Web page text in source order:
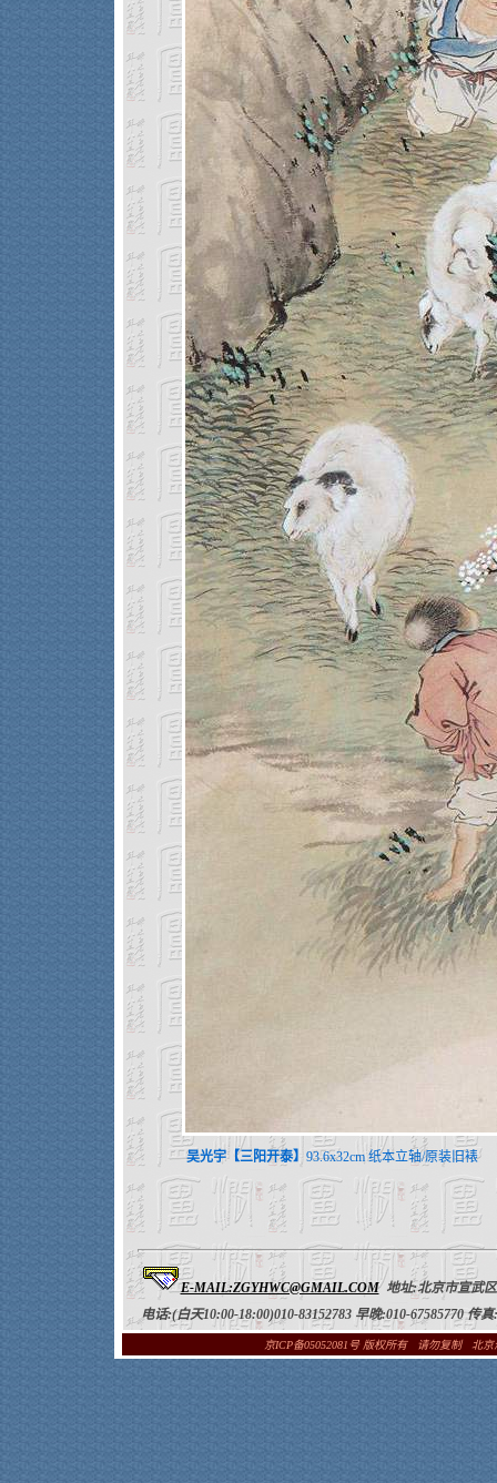
吴光宇【三阳开泰】 93.6x32cm 纸本立轴/原装旧裱
E-MAIL:ZGYHWC@GMAIL.COM 地址:北京市宣武
电话:(白天10:00-18:00)010-83152783 早晚:010-67585770 传
京ICP备05052081号 版权所有 请勿复制 北京